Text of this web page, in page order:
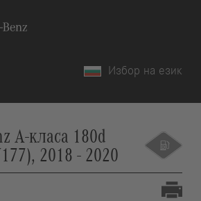
Избор на език
A-класа 180d
2018 - 2020